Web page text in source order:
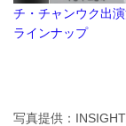
チ・チャンウク出
ラインナップ
写真提供：